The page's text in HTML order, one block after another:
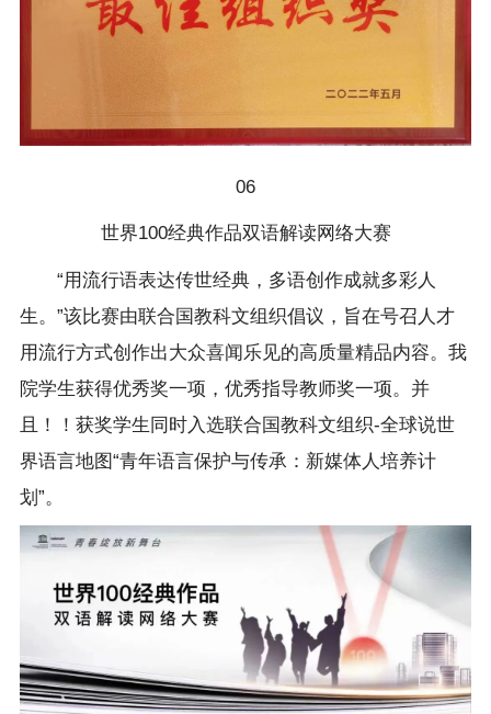
06
世界100经典作品双语解读网络大赛
“用流行语表达传世经典，多语创作成就多彩人
生。”该比赛由联合国教科文组织倡议，旨在号召人才
用流行方式创作出大众喜闻乐见的高质量精品内容。我
院学生获得优秀奖一项，优秀指导教师奖一项。并
且！！获奖学生同时入选联合国教科文组织-全球说世
界语言地图“青年语言保护与传承：新媒体人培养计
划”。